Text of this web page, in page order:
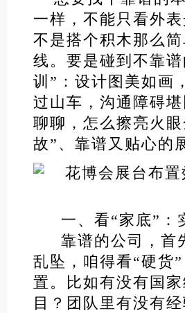
一样，不能只看外
不是搭个积木那么
线。要是碰到不靠
训”：设计图美如画
过山车，沟通障碍
聊聊，怎么擦亮火
故”、靠谱又贴心的
一、看“家底”：
靠谱的公司，首
乱坠，咱得看“硬货
置。比如有没有国
目？团队里有没有